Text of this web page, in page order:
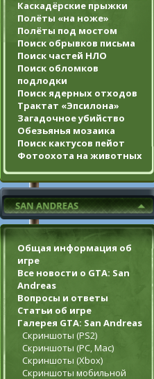
Каскадёрские прыжки
Полёты «на ноже»
Полёты под мостом
Поиск обрывков письма
Поиск частей НЛО
Поиск обломков
подлодки
Поиск ядерных отходов
Трактат «Эпсилона»
Загадочное убийство
Обезьянья мозаика
Поиск кактусов пейот
Фотоохота на животных
Общая информация об
игре
Все новости о GTA: San
Andreas
Вопросы и ответы
Статьи об игре
Галерея GTA: San Andreas
Скриншоты (PS2)
Скриншоты (PC, Mac)
Скриншоты (Xbox)
Скриншоты мобильной